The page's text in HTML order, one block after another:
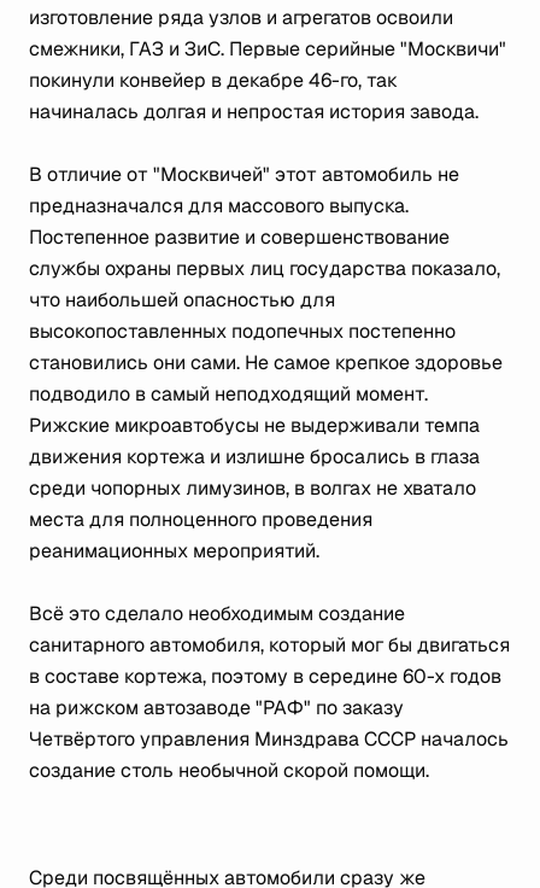
изготовление ряда узлов и агрегатов освоили
смежники, ГАЗ и ЗиС. Первые серийные "Москвичи"
покинули конвейер в декабре 46-го, так
начиналась долгая и непростая история завода.
В отличие от "Москвичей" этот автомобиль не
предназначался для массового выпуска.
Постепенное развитие и совершенствование
службы охраны первых лиц государства показало,
что наибольшей опасностью для
высокопоставленных подопечных постепенно
становились они сами. Не самое крепкое здоровье
подводило в самый неподходящий момент.
Рижские микроавтобусы не выдерживали темпа
движения кортежа и излишне бросались в глаза
среди чопорных лимузинов, в волгах не хватало
места для полноценного проведения
реанимационных мероприятий.
Всё это сделало необходимым создание
санитарного автомобиля, который мог бы двигаться
в составе кортежа, поэтому в середине 60-х годов
на рижском автозаводе "РАФ" по заказу
Четвёртого управления Минздрава СССР началось
создание столь необычной скорой помощи.
Среди посвящённых автомобили сразу же